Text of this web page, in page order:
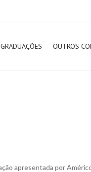
OUTROS
apresentada por